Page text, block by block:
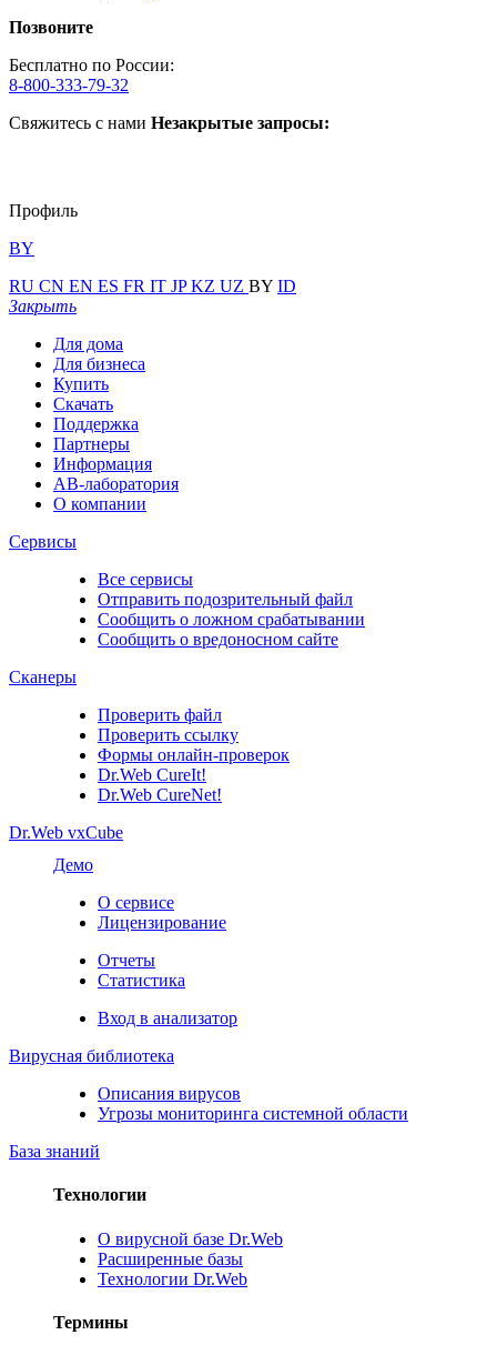
Позвоните
Бесплатно по России:
8-800-333-79-32
Свяжитесь с нами Незакрытые запросы:
Профиль
BY
RU CN EN ES FR IT JPKZ UZ BY ID
Закрыть
Для дома
Для бизнеса
Купить
Скачать
Поддержка
Партнеры
Информация
АВ-лаборатория
О компании
Сервисы
Все сервисы
Отправить подозрительный файл
Сообщить о ложном срабатывании
Сообщить о вредоносном сайте
Сканеры
Проверить файл
Проверить ссылку
Формы онлайн-проверок
Dr.Web CureIt!
Dr.Web CureNet!
Dr.Web vxCube
Демо
О сервисе
Лицензирование
Отчеты
Статистика
Вход в анализатор
Вирусная библиотека
Описания вирусов
Угрозы мониторинга системной области
База знаний
Технологии
О вирусной базе Dr.Web
Расширенные базы
Технологии Dr.Web
Термины